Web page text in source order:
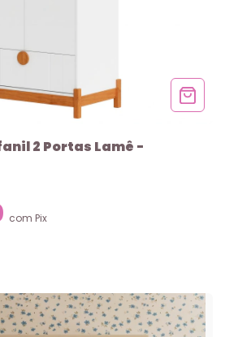
2 Portas Lamê -
com Pix